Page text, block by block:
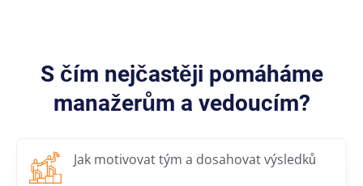
S čím nejčastěji pomáháme
manažerům a vedoucím?
Jak motivovat tým a dosahovat výsledků